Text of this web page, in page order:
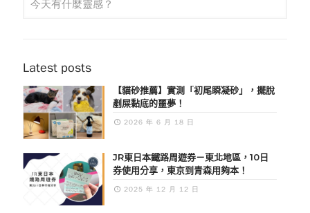
Latest posts
【貓砂推薦】實測「初尾瞬凝砂」，擺脫
剷屎黏底的噩夢！
2026 年 6 月 18 日
JR東日本鐵路周遊券－東北地區，10日
券使用分享，東京到青森用夠本！
2025 年 12 月 12 日